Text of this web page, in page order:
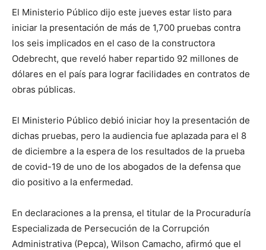
El Ministerio Público dijo este jueves estar listo para
iniciar la presentación de más de 1,700 pruebas contra
los seis implicados en el caso de la constructora
Odebrecht, que reveló haber repartido 92 millones de
dólares en el país para lograr facilidades en contratos de
obras públicas.
El Ministerio Público debió iniciar hoy la presentación de
dichas pruebas, pero la audiencia fue aplazada para el 8
de diciembre a la espera de los resultados de la prueba
de covid-19 de uno de los abogados de la defensa que
dio positivo a la enfermedad.
En declaraciones a la prensa, el titular de la Procuraduría
Especializada de Persecución de la Corrupción
Administrativa (Pepca), Wilson Camacho, afirmó que el